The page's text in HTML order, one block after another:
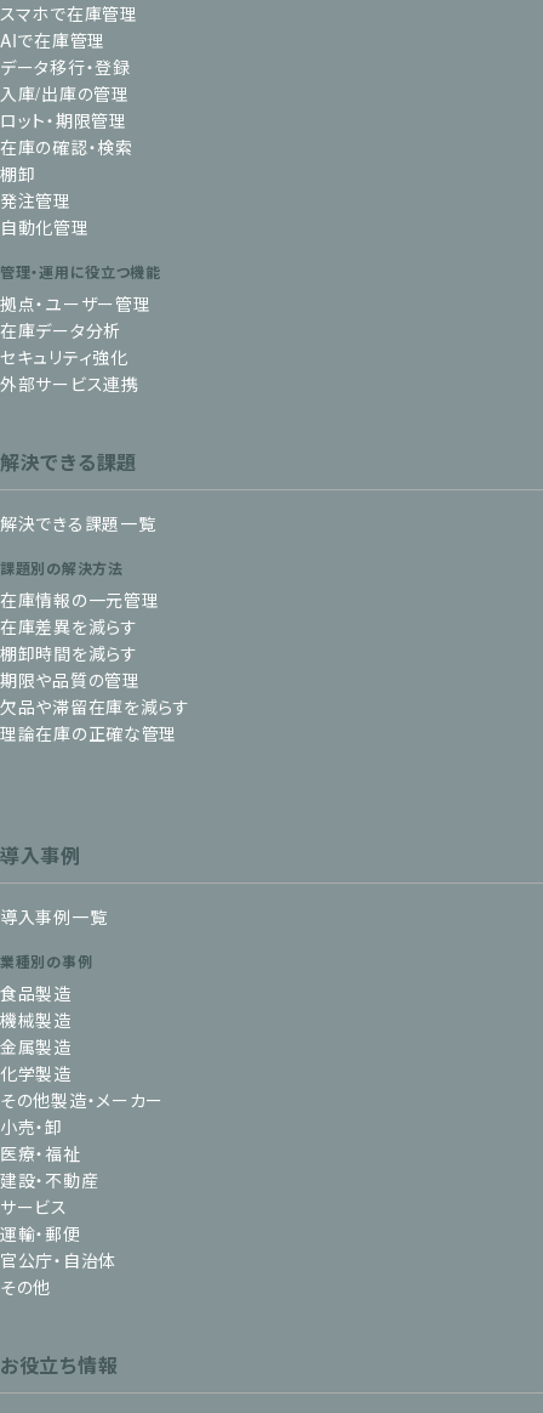
スマホで在庫管理
AIで在庫管理
データ移行・登録
入庫/出庫の管理
ロット・期限管理
在庫の確認・検索
棚卸
発注管理
自動化管理
管理・運用に役立つ機能
拠点・ユーザー管理
在庫データ分析
セキュリティ強化
外部サービス連携
解決できる課題
解決できる課題一覧
課題別の解決方法
在庫情報の一元管理
在庫差異を減らす
棚卸時間を減らす
期限や品質の管理
欠品や滞留在庫を減らす
理論在庫の正確な管理
導入事例
導入事例一覧
業種別の事例
食品製造
機械製造
金属製造
化学製造
その他製造・メーカー
小売・卸
医療・福祉
建設・不動産
サービス
運輸・郵便
官公庁・自治体
その他
お役立ち情報